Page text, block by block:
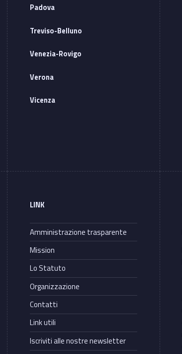
Padova
Treviso-Belluno
Venezia-Rovigo
Verona
Vicenza
LINK
Amministrazione trasparente
Mission
Lo Statuto
Organizzazione
Contatti
Link utili
Iscriviti alle nostre newsletter